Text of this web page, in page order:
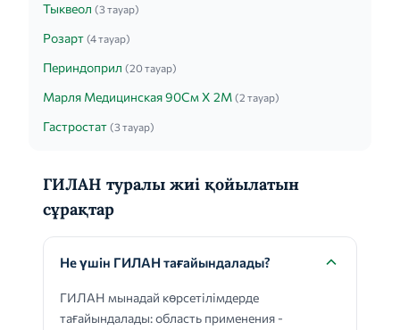
Тыквеол (3 тауар)
Розарт (4 тауар)
Периндоприл (20 тауар)
Марля Медицинская 90См Х 2М (2 тауар)
Гастростат (3 тауар)
ГИЛАН туралы жиі қойылатын
сұрақтар
Не үшін ГИЛАН тағайындалады?
ГИЛАН мынадай көрсетілімдерде
тағайындалады: область применения -